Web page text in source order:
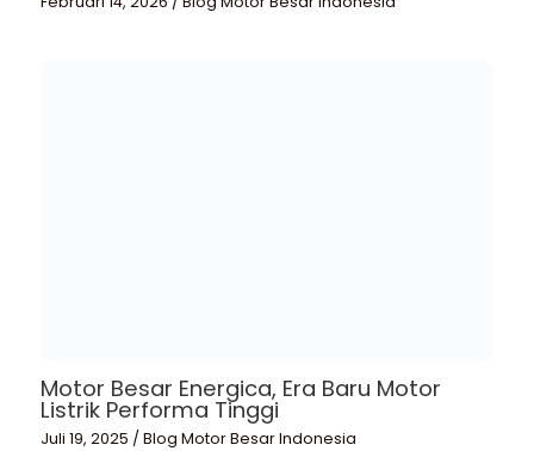
Motor Besar Energica, Era Baru Motor
Listrik Performa Tinggi
Juli 19, 2025 /Blog Motor Besar Indonesia